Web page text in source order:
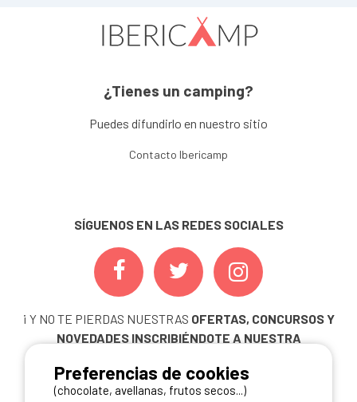
¿Tienes un camping?
Puedes difundirlo en nuestro sitio
Contacto Ibericamp
SÍGUENOS EN LAS REDES SOCIALES
¡ Y NO TE PIERDAS NUESTRAS OFERTAS, CONCURSOS Y
NOVEDADES INSCRIBIÉNDOTE A NUESTRA
ME INSCRIBO
Preferencias de cookies
(chocolate, avellanas, frutos secos...)